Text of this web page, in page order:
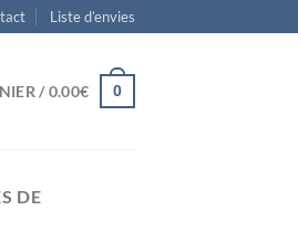
Liste d’envies
/0.00€ 0
DE